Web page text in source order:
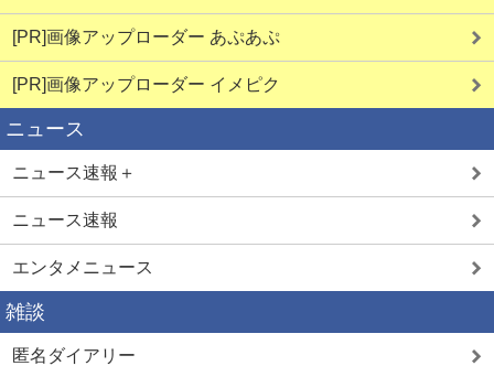
[PR]画像アップローダー あぷあぷ
[PR]画像アップローダー イメピク
ニュース
ニュース速報＋
ニュース速報
エンタメニュース
雑談
匿名ダイアリー